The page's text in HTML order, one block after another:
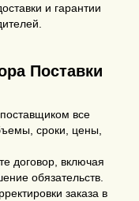
и гарантии
Поставки
все
сроки, цены,
договор, включая
обязательств.
заказа в